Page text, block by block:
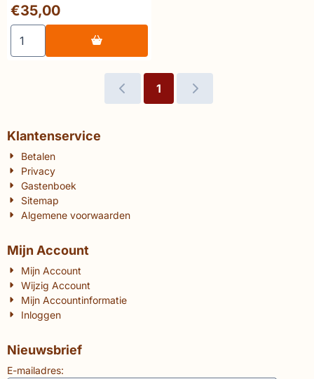
Prijs: 35,00
€35,00
Aantal kiezen voor 💎 Saegeman Octave Landuyt Ricorso
1
Klantenservice
Betalen
Privacy
Gastenboek
Sitemap
Algemene voorwaarden
Mijn Account
Mijn Account
Wijzig Account
Mijn Accountinformatie
Inloggen
Nieuwsbrief
E-mailadres: